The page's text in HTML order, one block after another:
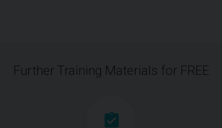
Further Training Materials for FREE